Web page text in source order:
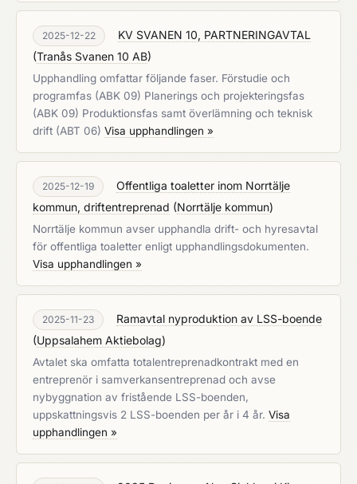
2025-12-22
KV SVANEN 10, PARTNERINGAVTAL
(Tranås Svanen 10 AB)
Upphandling omfattar följande faser. Förstudie och
programfas (ABK 09) Planerings och projekteringsfas
(ABK 09) Produktionsfas samt överlämning och teknisk
drift (ABT 06) Visa upphandlingen »
2025-12-19
Offentliga toaletter inom Norrtälje
kommun, driftentreprenad (Norrtälje kommun)
Norrtälje kommun avser upphandla drift- och hyresavtal
för offentliga toaletter enligt upphandlingsdokumenten.
Visa upphandlingen »
2025-11-23
Ramavtal nyproduktion av LSS-boende
(Uppsalahem Aktiebolag)
Avtalet ska omfatta totalentreprenadkontrakt med en
entreprenör i samverkansentreprenad och avse
nybyggnation av fristående LSS-boenden,
uppskattningsvis 2 LSS-boenden per år i 4 år. Visa
upphandlingen »